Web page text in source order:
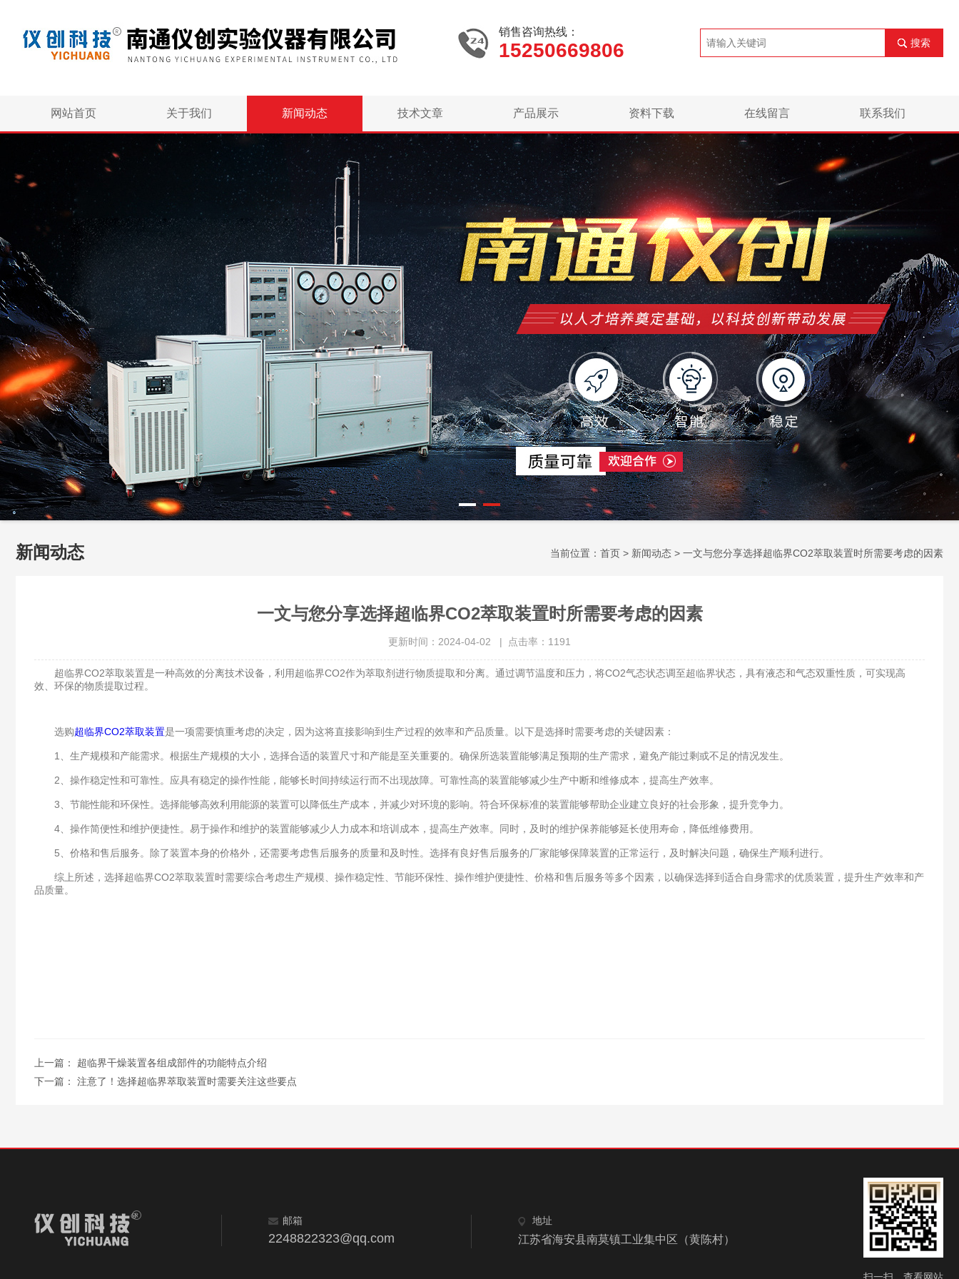
销售咨询热线：
15250669806 搜索
网站首页 关于我们 新闻动态 技术文章 产品展示 资料下载 在线留言 联系我们
新闻动态 当前位置： 首页 > 新闻动态 > 一文与您分享选择超临界CO2萃取装置时所需要考虑的因素
一文与您分享选择超临界CO2萃取装置时所需要考虑的因素
更新时间：2024-04-02 | 点击率：1191
超临界CO2萃取装置是一种高效的分离技术设备，利用超临界CO2作为萃取剂进行物质提取和分离。通过调节温度和压力，将CO2气态状态调至超临界状态，具有液态和气态双重性质，可实现高
效、环保的物质提取过程。
选购超临界CO2萃取装置是一项需要慎重考虑的决定，因为这将直接影响到生产过程的效率和产品质量。以下是选择时需要考虑的关键因素：
1、生产规模和产能需求。根据生产规模的大小，选择合适的装置尺寸和产能是至关重要的。确保所选装置能够满足预期的生产需求，避免产能过剩或不足的情况发生。
2、操作稳定性和可靠性。应具有稳定的操作性能，能够长时间持续运行而不出现故障。可靠性高的装置能够减少生产中断和维修成本，提高生产效率。
3、节能性能和环保性。选择能够高效利用能源的装置可以降低生产成本，并减少对环境的影响。符合环保标准的装置能够帮助企业建立良好的社会形象，提升竞争力。
4、操作简便性和维护便捷性。易于操作和维护的装置能够减少人力成本和培训成本，提高生产效率。同时，及时的维护保养能够延长使用寿命，降低维修费用。
5、价格和售后服务。除了装置本身的价格外，还需要考虑售后服务的质量和及时性。选择有良好售后服务的厂家能够保障装置的正常运行，及时解决问题，确保生产顺利进行。
综上所述，选择超临界CO2萃取装置时需要综合考虑生产规模、操作稳定性、节能环保性、操作维护便捷性、价格和售后服务等多个因素，以确保选择到适合自身需求的优质装置，提升生产效率和产
品质量。
上一篇： 超临界干燥装置各组成部件的功能特点介绍
下一篇： 注意了！选择超临界萃取装置时需要关注这些要点
邮箱
2248822323@qq.com
地址
江苏省海安县南莫镇工业集中区（黄陈村）